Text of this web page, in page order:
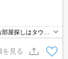
屋探しはタウン
を見る